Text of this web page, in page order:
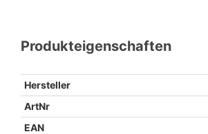
Produkteigenschaften
Hersteller
ArtNr
EAN